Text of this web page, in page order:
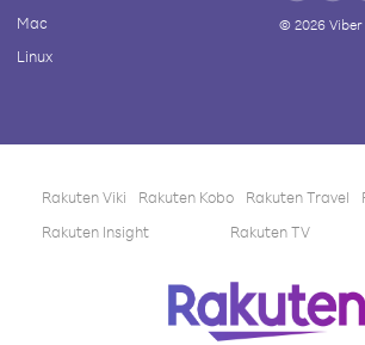
Mac
Linux
© 2026Viber
Rakuten Viki Rakuten Kobo Rakuten Travel
Rakuten Insight
Rakuten TV